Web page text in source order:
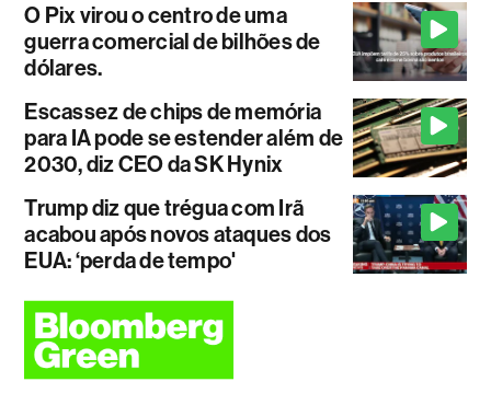
O Pix virou o centro de uma
guerra comercial de bilhões de
dólares.
Escassez de chips de memória
para IA pode se estender além de
2030, diz CEO da SK Hynix
Trump diz que trégua com Irã
acabou após novos ataques dos
EUA: ‘perda de tempo'